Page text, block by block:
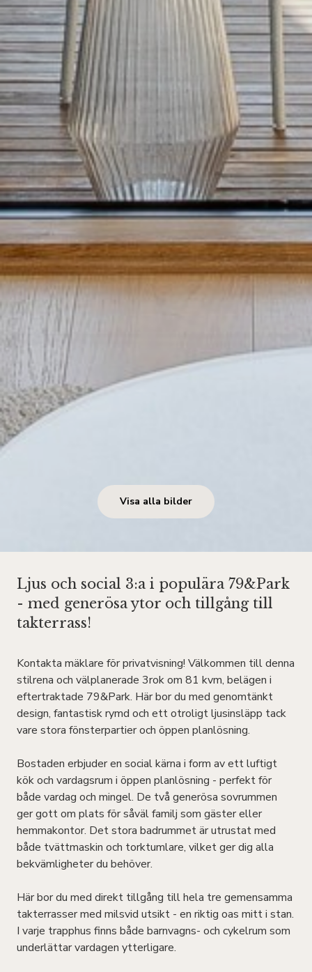
Visa alla bilder
Ljus och social 3:a i populära 79&Park
- med generösa ytor och tillgång till
takterrass!
Kontakta mäklare för privatvisning! Välkommen till denna
stilrena och välplanerade 3rok om 81 kvm, belägen i
eftertraktade 79&Park. Här bor du med genomtänkt
design, fantastisk rymd och ett otroligt ljusinsläpp tack
vare stora fönsterpartier och öppen planlösning.
Bostaden erbjuder en social kärna i form av ett luftigt
kök och vardagsrum i öppen planlösning - perfekt för
både vardag och mingel. De två generösa sovrummen
ger gott om plats för såväl familj som gäster eller
hemmakontor. Det stora badrummet är utrustat med
både tvättmaskin och torktumlare, vilket ger dig alla
bekvämligheter du behöver.
Här bor du med direkt tillgång till hela tre gemensamma
takterrasser med milsvid utsikt - en riktig oas mitt i stan.
I varje trapphus finns både barnvagns- och cykelrum som
underlättar vardagen ytterligare.